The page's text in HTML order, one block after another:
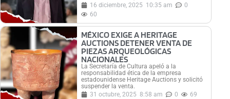
16 diciembre, 2025 10:35 am
0
60
MÉXICO EXIGE A HERITAGE
AUCTIONS DETENER VENTA DE
PIEZAS ARQUEOLÓGICAS
NACIONALES
La Secretaría de Cultura apeló a la
responsabilidad ética de la empresa
estadounidense Heritage Auctions y solicitó
suspender la venta.
31 octubre, 2025 8:58 am 0 69